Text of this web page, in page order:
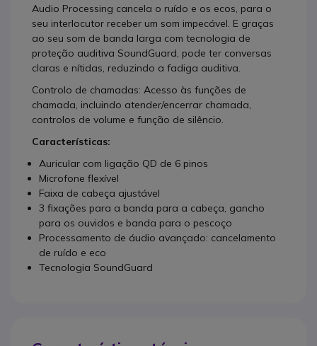
Audio Processing cancela o ruído e os ecos, para o
seu interlocutor receber um som impecável. E graças
ao seu som de banda larga com tecnologia de
proteção auditiva SoundGuard, pode ter conversas
claras e nítidas, reduzindo a fadiga auditiva.
Controlo de chamadas: Acesso às funções de
chamada, incluindo atender/encerrar chamada,
controlos de volume e função de silêncio.
Características:
Auricular com ligação QD de 6 pinos
Microfone flexível
Faixa de cabeça ajustável
3 fixações para a banda para a cabeça, gancho
para os ouvidos e banda para o pescoço
Processamento de áudio avançado: cancelamento
de ruído e eco
Tecnologia SoundGuard